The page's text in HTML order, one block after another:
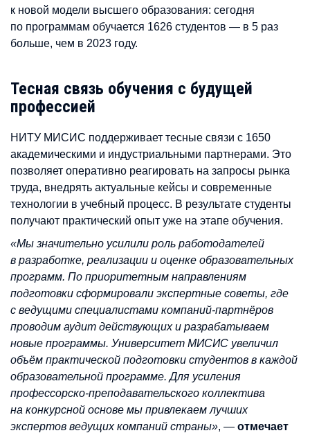
к новой модели высшего образования: сегодня
по программам обучается 1626 студентов — в 5 раз
больше, чем в 2023 году.
Тесная связь обучения с будущей
профессией
НИТУ МИСИС поддерживает тесные связи с 1650
академическими и индустриальными партнерами. Это
позволяет оперативно реагировать на запросы рынка
труда, внедрять актуальные кейсы и современные
технологии в учебный процесс. В результате студенты
получают практический опыт уже на этапе обучения.
«Мы значительно усилили роль работодателей
в разработке, реализации и оценке образовательных
программ. По приоритетным направлениям
подготовки сформировали экспертные советы, где
с ведущими специалистами компаний-партнёров
проводим аудит действующих и разрабатываем
новые программы. Университет МИСИС увеличил
объём практической подготовки студентов в каждой
образовательной программе. Для усиления
профессорско-преподавательского коллектива
на конкурсной основе мы привлекаем лучших
экспертов ведущих компаний страны», — отмечает